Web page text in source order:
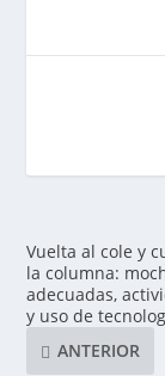
Vuelta al cole y
la columna:
adecuadas,
y uso de
ANTERIOR